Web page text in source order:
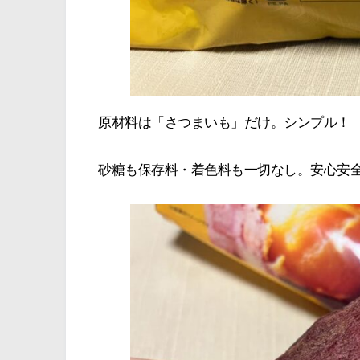
原材料は「さつまいも」だけ。シンプル！
砂糖も保存料・着色料も一切なし。安心安